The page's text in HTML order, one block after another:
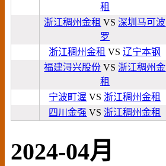
租
浙江稠州金租 VS深圳马可波
罗
浙江稠州金租 VS辽宁本钢
福建浔兴股份 VS 浙江稠州金
租
宁波町渥 VS 浙江稠州金租
四川金强 VS 浙江稠州金租
2024-04月